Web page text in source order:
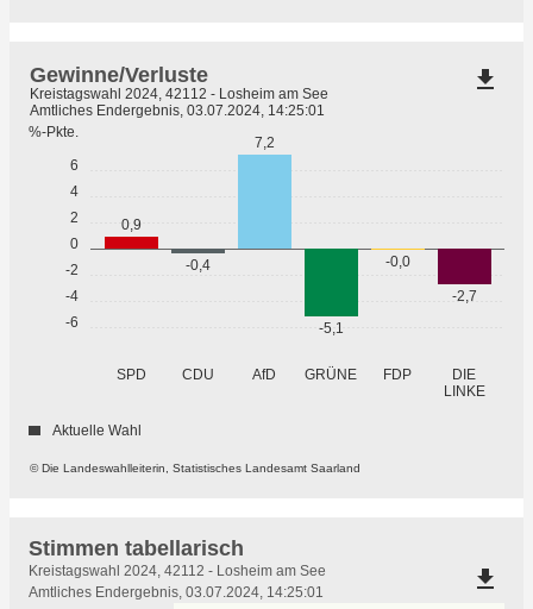
-6
-4
-2
0
2
4
6
%-Pkte.
SPD CDU AfD GRÜNE FDP
DIE
LINKE
0,9
-0,4
7,2
-5,1
-0,0
-2,7
© Die Landeswahlleiterin, Statistisches Landesamt Saarland
Gewinne/Verluste
Kreistagswahl 2024, 42112 - Losheim am See
Amtliches Endergebnis, 03.07.2024, 14:25:01
Aktuelle Wahl
file_download
Stimmen tabellarisch
Stimmen
tabellarisch
Kreistagswahl 2024, 42112 - Losheim am See
Amtliches Endergebnis, 03.07.2024, 14:25:01
file_download